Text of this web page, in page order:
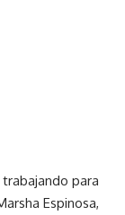
para
Espinosa,